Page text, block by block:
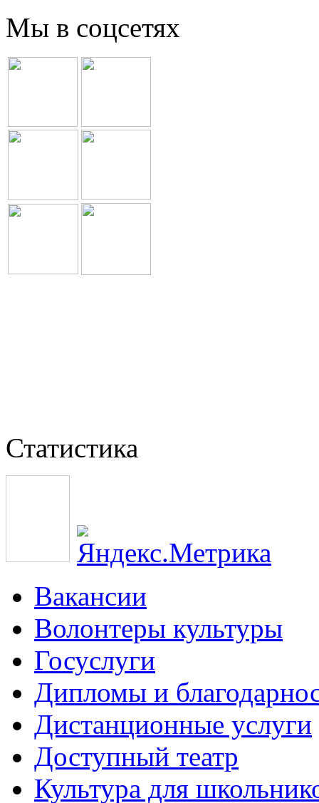
Мы в соцсетях
Статистика
Вакансии
Волонтеры культуры
Госуслуги
Дипломы и
Дистанционные услуги
Доступный театр
Культура для